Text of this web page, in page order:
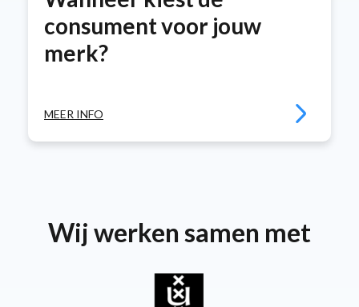
consument voor jouw
merk?
MEER INFO
Wij werken samen met